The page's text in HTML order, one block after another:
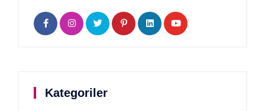
Kategoriler